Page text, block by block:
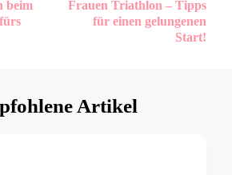
beim
Frauen Triathlon – Tipps
für einen gelungenen
Start!
Artikel